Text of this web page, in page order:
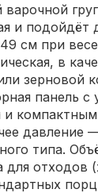
и подойдёт
см при весе
в
зерновой
панель с
и
давление
типа.
для отходов